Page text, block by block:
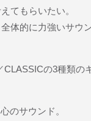
てもらいたい。
体的に力強いサウ
CLASSICの3種類の
のサウンド。